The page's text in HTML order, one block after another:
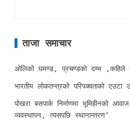
ताजा समाचार
ओलिको घमण्ड, प्रचण्डको दम्भ ,कहिले
भारतीय लोकतन्त्रको परिपक्वताको एउटा
पोखरा बसपार्क निर्माणमा भूमिहीनको
व्यवस्थापन, त्यसपछि स्थानान्तरण’